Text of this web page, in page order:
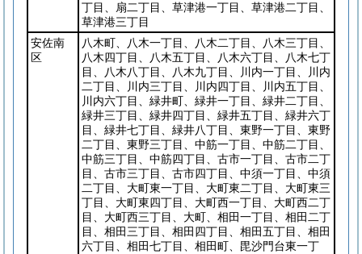
丁目、扇二丁目、草津港一丁目、草津港二丁目、
草津港三丁目
安佐南
区
八木町、八木一丁目、八木二丁目、八木三丁目、
八木四丁目、八木五丁目、八木六丁目、八木七丁
目、八木八丁目、八木九丁目、川内一丁目、川内
二丁目、川内三丁目、川内四丁目、川内五丁目、
川内六丁目、緑井町、緑井一丁目、緑井二丁目、
緑井三丁目、緑井四丁目、緑井五丁目、緑井六丁
目、緑井七丁目、緑井八丁目、東野一丁目、東野
二丁目、東野三丁目、中筋一丁目、中筋二丁目、
中筋三丁目、中筋四丁目、古市一丁目、古市二丁
目、古市三丁目、古市四丁目、中須一丁目、中須
二丁目、大町東一丁目、大町東二丁目、大町東三
丁目、大町東四丁目、大町西一丁目、大町西二丁
目、大町西三丁目、大町、相田一丁目、相田二丁
目、相田三丁目、相田四丁目、相田五丁目、相田
六丁目、相田七丁目、相田町、毘沙門台東一丁